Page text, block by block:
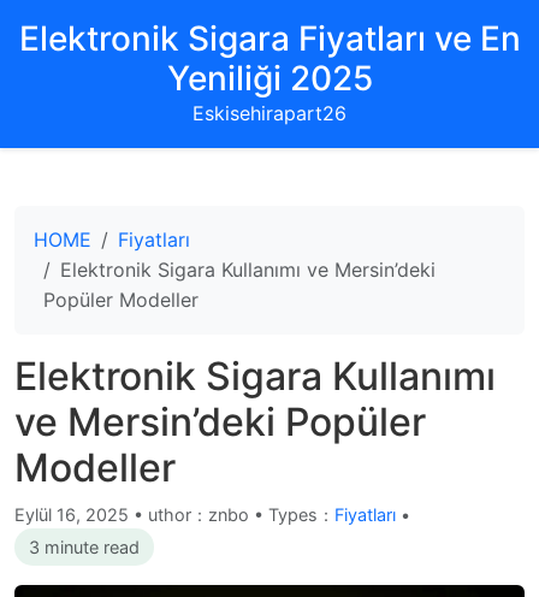
Elektronik Sigara Fiyatları ve En
Yeniliği 2025
Eskisehirapart26
HOME
Fiyatları
Elektronik Sigara Kullanımı ve Mersin’deki
Popüler Modeller
Elektronik Sigara Kullanımı
ve Mersin’deki Popüler
Modeller
Eylül 16, 2025 • uthor：znbo • Types： Fiyatları •
3 minute read